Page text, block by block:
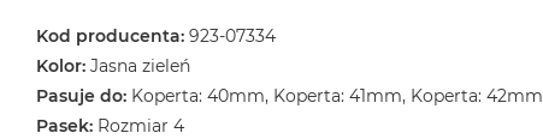
Kod producenta: 923-07334
Kolor: Jasna zieleń
Pasuje do: Koperta: 40mm, Koperta: 41mm, Koperta: 42mm
Pasek: Rozmiar 4